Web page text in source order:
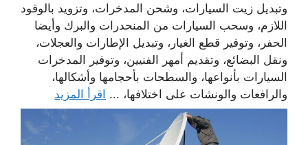
وتبديل زيت السيارات، وشحن المدخرات، وتزويد بالوقود
اللازم، وسحب السيارات من المنحدرات والبرك وأيضا
الحفر، وتوفير قطع الغيار، وتبديل الإطارات والعجلات،
ونقل البضائع، وتقديم أمهر الفنيين، وتوفير المدخرات
السيارات بأنواعها، والسطحات بأحجامها وأشكالها،
والرافعات والونشات على اختلافها، ... اقرأ المزيد